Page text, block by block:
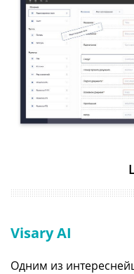
Visary AI
Одним из